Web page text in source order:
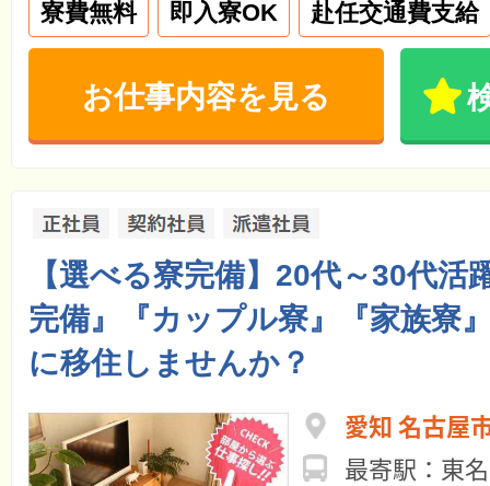
寮費無料 即入寮OK 赴任交通費支給
お仕事内容を見る
【選べる寮完備】20代～30代
完備』『カップル寮』『家族寮
に移住しませんか？
愛知 名古屋
最寄駅：東